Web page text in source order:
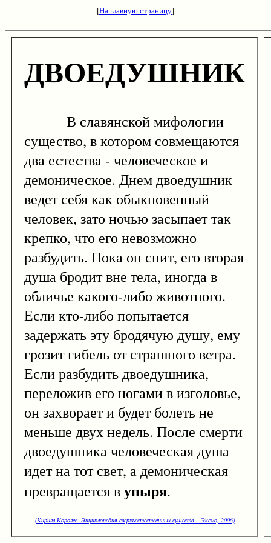
[На главную страницу]
ДВОЕДУШНИК
В славянской мифологии
существо, в котором совмещаются
два естества - человеческое и
демоническое. Днем двоедушник
ведет себя как обыкновенный
человек, зато ночью засыпает так
крепко, что его невозможно
разбудить. Пока он спит, его вторая
душа бродит вне тела, иногда в
обличье какого-либо животного.
Если кто-либо попытается
задержать эту бродячую душу, ему
грозит гибель от страшного ветра.
Если разбудить двоедушника,
переложив его ногами в изголовье,
он захворает и будет болеть не
меньше двух недель. После смерти
двоедушника человеческая душа
идет на тот свет, а демоническая
превращается вупыря.
(Кирилл Королев. Энциклопедия сверхъестественных существ. - Эксмо, 2006)